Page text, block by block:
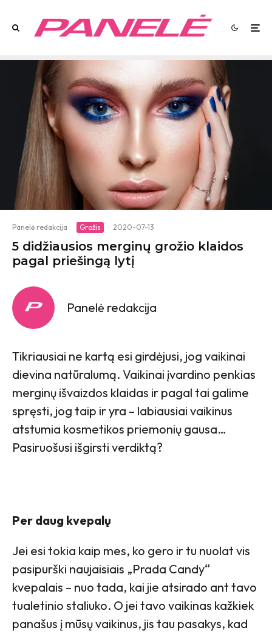
Panelė redakcija · Grožis · 2020-07-13
5 didžiausios merginų grožio klaidos
pagal priešingą lytį
Panelė redakcija
Tikriausiai ne kartą esi girdėjusi, jog vaikinai
dievina natūralumą. Vaikinai įvardino penkias
merginų išvaizdos klaidas ir pagal tai galime
spręsti, jog taip ir yra – labiausiai vaikinus
atstumia kosmetikos priemonių gausa…
Pasiruošusi išgirsti verdiktą?
Per daug kvepalų
Jei esi tokia kaip mes, ko gero ir tu nuolat vis
pasipurški naujaisiais „Prada Candy“
kvepalais – nuo tada, kai jie atsirado ant tavo
tualetinio staliuko. O jei tavo vaikinas kažkiek
panašus į mūsų vaikinus, jis tau pasakys, kad